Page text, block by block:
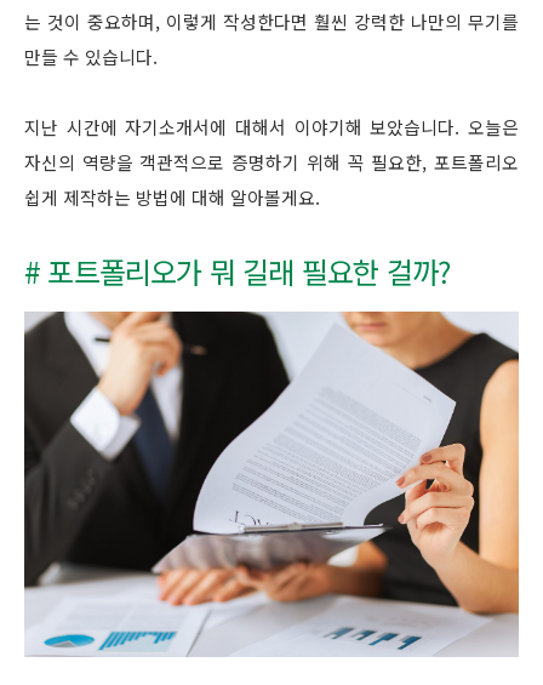
는 것이 중요하며, 이렇게 작성한다면 훨씬 강력한 나만의 무기를
만들 수 있습니다.
지난 시간에 자기소개서에 대해서 이야기해 보았습니다. 오늘은
자신의 역량을 객관적으로 증명하기 위해 꼭 필요한, 포트폴리오
쉽게 제작하는 방법에 대해 알아볼게요.
# 포트폴리오가 뭐 길래 필요한 걸까?